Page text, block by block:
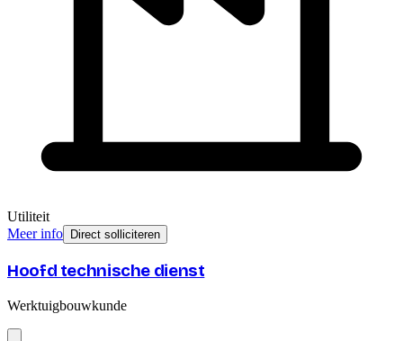
Utiliteit
Meer info
Direct solliciteren
Hoofd technische dienst
Werktuigbouwkunde